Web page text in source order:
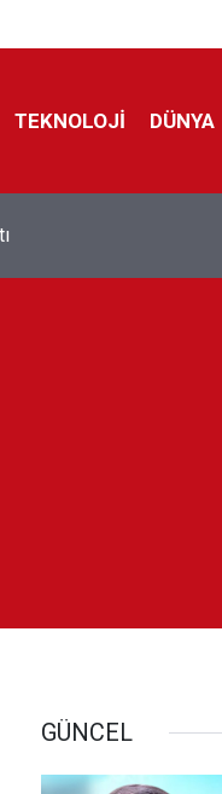
TEKNOLOJİ DÜNYA
GÜNCEL